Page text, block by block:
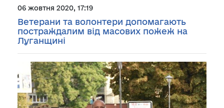
06 жовтня 2020, 17:19
Ветерани та волонтери допомагають
постраждалим від масових пожеж на
Луганщині